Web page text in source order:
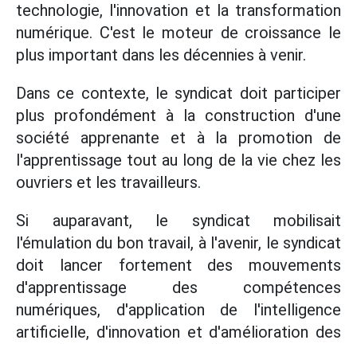
technologie, l'innovation et la transformation
numérique. C'est le moteur de croissance le
plus important dans les décennies à venir.
Dans ce contexte, le syndicat doit participer
plus profondément à la construction d'une
société apprenante et à la promotion de
l'apprentissage tout au long de la vie chez les
ouvriers et les travailleurs.
Si auparavant, le syndicat mobilisait
l'émulation du bon travail, à l'avenir, le syndicat
doit lancer fortement des mouvements
d'apprentissage des compétences
numériques, d'application de l'intelligence
artificielle, d'innovation et d'amélioration des